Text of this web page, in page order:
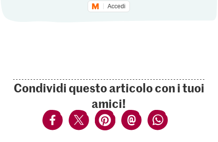
Accedi
Condividi questo articolo con i tuoi
amici!